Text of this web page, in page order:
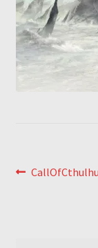
Wishlist
Λίστα επιθυμιών
Previous